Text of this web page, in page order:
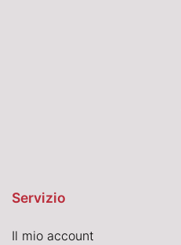
Servizio
Il mio account